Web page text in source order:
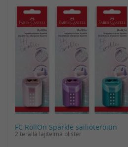
FC RollOn Sparkle säiliöteroitin
2 terällä lajitelma blister